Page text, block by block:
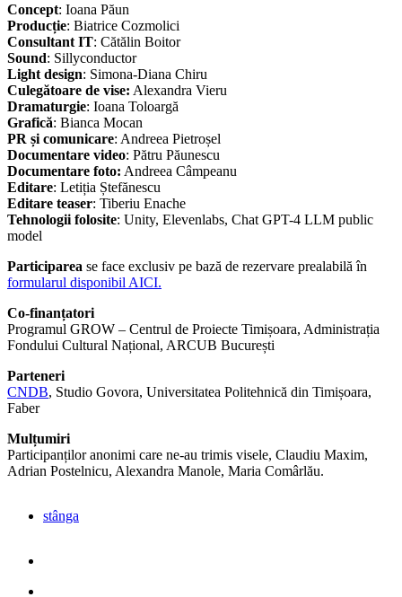
Concept: Ioana Păun
Producție: Biatrice Cozmolici
Consultant IT: Cătălin Boitor
Sound: Sillyconductor
Light design: Simona-Diana Chiru
Culegătoare de vise: Alexandra Vieru
Dramaturgie: Ioana Toloargă
Grafică: Bianca Mocan
PR și comunicare: Andreea Pietroșel
Documentare video: Pătru Păunescu
Documentare foto: Andreea Câmpeanu
Editare: Letiția Ștefănescu
Editare teaser: Tiberiu Enache
Tehnologii folosite: Unity, Elevenlabs, Chat GPT-4 LLM public
model
Participarea se face exclusiv pe bază de rezervare prealabilă în
formularul disponibil AICI.
Co-finanțatori
Programul GROW – Centrul de Proiecte Timișoara, Administrația
Fondului Cultural Național, ARCUB București
Parteneri
CNDB, Studio Govora, Universitatea Politehnică din Timișoara,
Faber
Mulțumiri
Participanților anonimi care ne-au trimis visele, Claudiu Maxim,
Adrian Postelnicu, Alexandra Manole, Maria Comârlău.
stânga